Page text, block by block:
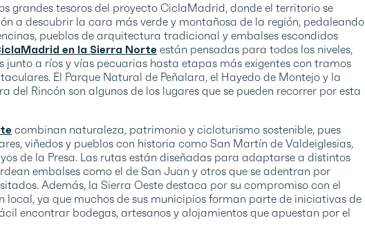
grandes tesoros del proyecto CiclaMadrid, donde el territorio se
a descubrir la cara más verde y montañosa de la región, pedaleando
pueblos de arquitectura tradicional y embalses escondidos
en la Sierra Norte están pensadas para todos los niveles,
junto a ríos y vías pecuarias hasta etapas más exigentes con tramos
El Parque Natural de Peñalara, el Hayedo de Montejo y la
del Rincón son algunos de los lugares que se pueden recorrer por esta
combinan naturaleza, patrimonio y cicloturismo sostenible, pues
viñedos y pueblos con historia como San Martín de Valdeiglesias,
de la Presa. Las rutas están diseñadas para adaptarse a distintos
embalses como el de San Juan y otros que se adentran por
Además, la Sierra Oeste destaca por su compromiso con el
local, ya que muchos de sus municipios forman parte de iniciativas de
encontrar bodegas, artesanos y alojamientos que apuestan por el